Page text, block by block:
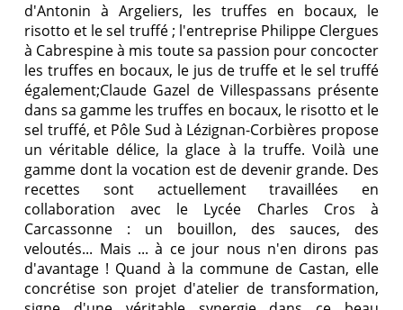
d'Antonin à Argeliers, les truffes en bocaux, le
risotto et le sel truffé ; l'entreprise Philippe Clergues
à Cabrespine à mis toute sa passion pour concocter
les truffes en bocaux, le jus de truffe et le sel truffé
également;Claude Gazel de Villespassans présente
dans sa gamme les truffes en bocaux, le risotto et le
sel truffé, et Pôle Sud à Lézignan-Corbières propose
un véritable délice, la glace à la truffe. Voilà une
gamme dont la vocation est de devenir grande. Des
recettes sont actuellement travaillées en
collaboration avec le Lycée Charles Cros à
Carcassonne : un bouillon, des sauces, des
veloutés... Mais ... à ce jour nous n'en dirons pas
d'avantage ! Quand à la commune de Castan, elle
concrétise son projet d'atelier de transformation,